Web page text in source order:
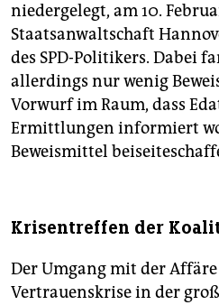
niedergelegt, am 10.
Staatsanwaltschaft
des SPD-Politikers. Dabei
allerdings nur wenig
Vorwurf im Raum, dass
Ermittlungen informiert
Beweismittel
Krisentreffen der
Der Umgang mit der Affäre
Vertrauenskrise in der